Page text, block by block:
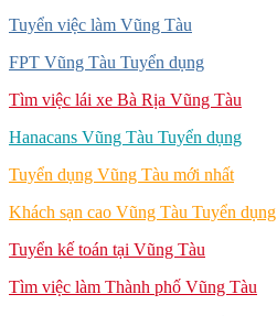
Tuyển việc làm Vũng Tàu
FPT Vũng Tàu Tuyển dụng
Tìm việc lái xe Bà Rịa Vũng Tàu
Hanacans Vũng Tàu Tuyển dụng
Tuyển dụng Vũng Tàu mới nhất
Khách sạn cao Vũng Tàu Tuyển dụng
Tuyển kế toán tại Vũng Tàu
Tìm việc làm Thành phố Vũng Tàu